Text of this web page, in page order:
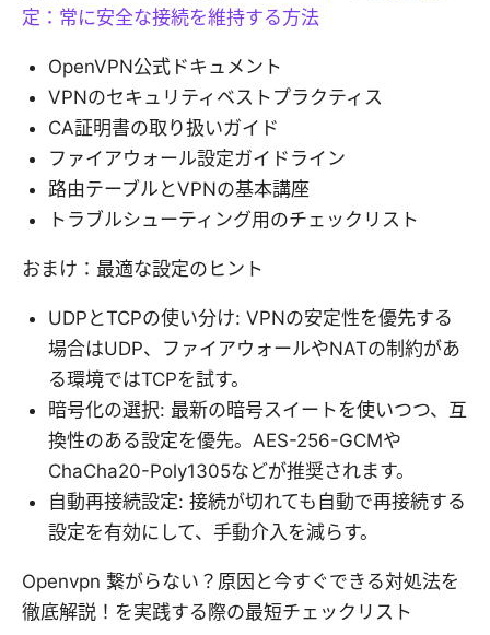
定：常に安全な接続を維持する方法
OpenVPN公式ドキュメント
VPNのセキュリティベストプラクティス
CA証明書の取り扱いガイド
ファイアウォール設定ガイドライン
路由テーブルとVPNの基本講座
トラブルシューティング用のチェックリスト
おまけ：最適な設定のヒント
UDPとTCPの使い分け: VPNの安定性を優先する
場合はUDP、ファイアウォールやNATの制約があ
る環境ではTCPを試す。
暗号化の選択: 最新の暗号スイートを使いつつ、互
換性のある設定を優先。AES-256-GCMや
ChaCha20-Poly1305などが推奨されます。
自動再接続設定: 接続が切れても自動で再接続する
設定を有効にして、手動介入を減らす。
Openvpn 繋がらない？原因と今すぐできる対処法を
徹底解説！を実践する際の最短チェックリスト